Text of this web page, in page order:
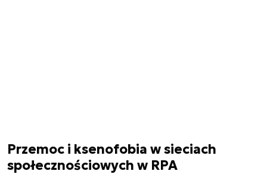
Przemoc i ksenofobia w sieciach
społecznościowych w RPA